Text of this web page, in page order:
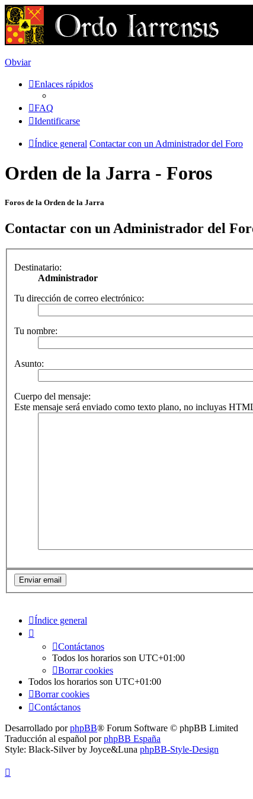
Obviar
Enlaces rápidos
FAQ
Identificarse
Índice general Contactar con un Administrador del Foro
Orden de la Jarra - Foros
Foros de la Orden de la Jarra
Contactar con un Administrador del
Destinatario:
Administrador
Tu dirección de correo electrónico:
Tu nombre:
Asunto:
Cuerpo del mensaje:
Este mensaje será enviado como texto plano, no incluyas
Índice general
Contáctanos
Todos los horarios son UTC+01:00
Borrar cookies
Todos los horarios son UTC+01:00
Borrar cookies
Contáctanos
Desarrollado porphpBB® Forum Software © phpBB Limited
Traducción al español porphpBB España
Style: Black-Silver by Joyce&Luna phpBB-Style-Design